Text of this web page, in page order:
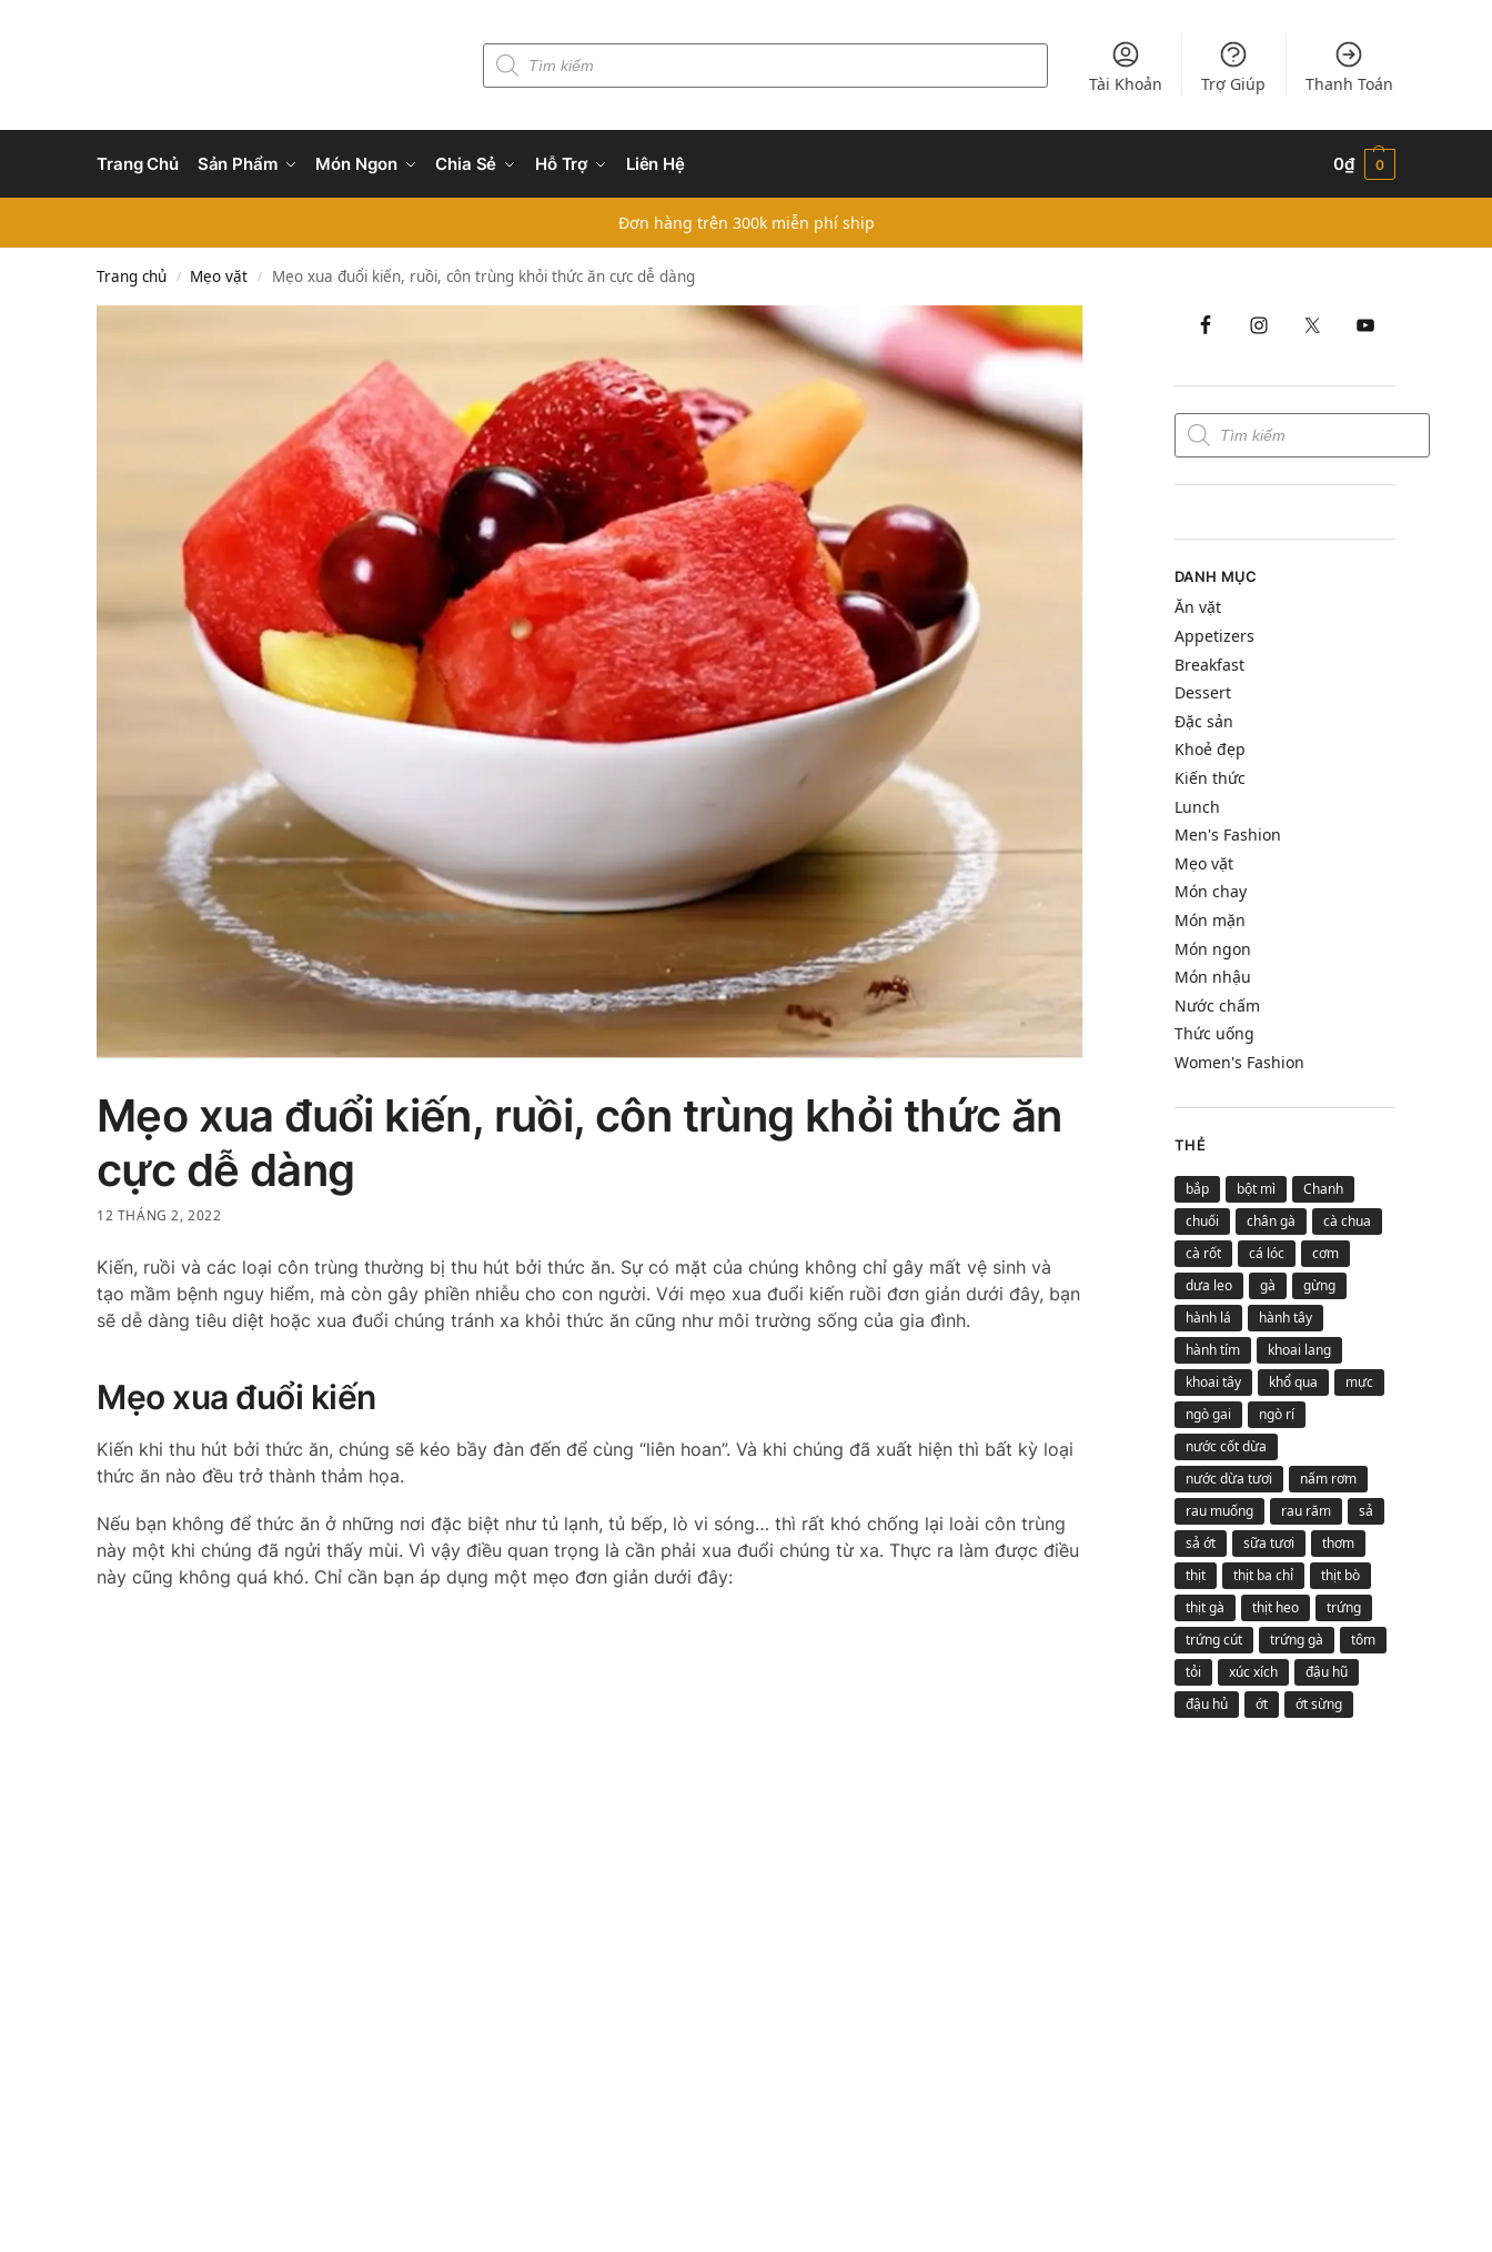
Tài Khoản Trợ Giúp Thanh Toán
Trang Chủ Sản Phẩm Món Ngon Chia Sẻ Hỗ Trợ Liên Hệ 0₫ 0
Đơn hàng trên 300k miễn phí ship
Trang chủ / Mẹo vặt / Mẹo xua đuổi kiến, ruồi, côn trùng khỏi thức ăn cực dễ dàng
Mẹo xua đuổi kiến, ruồi, côn trùng khỏi thức ăn
cực dễ dàng
12 THÁNG 2, 2022
Kiến, ruồi và các loại côn trùng thường bị thu hút bởi thức ăn. Sự có mặt của chúng không chỉ gây mất vệ sinh và
tạo mầm bệnh nguy hiểm, mà còn gây phiền nhiễu cho con người. Với mẹo xua đuổi kiến ruồi đơn giản dưới đây, bạn
sẽ dễ dàng tiêu diệt hoặc xua đuổi chúng tránh xa khỏi thức ăn cũng như môi trường sống của gia đình.
Mẹo xua đuổi kiến
Kiến khi thu hút bởi thức ăn, chúng sẽ kéo bầy đàn đến để cùng “liên hoan”. Và khi chúng đã xuất hiện thì bất kỳ loại
thức ăn nào đều trở thành thảm họa.
Nếu bạn không để thức ăn ở những nơi đặc biệt như tủ lạnh, tủ bếp, lò vi sóng… thì rất khó chống lại loài côn trùng
này một khi chúng đã ngửi thấy mùi. Vì vậy điều quan trọng là cần phải xua đuổi chúng từ xa. Thực ra làm được điều
này cũng không quá khó. Chỉ cần bạn áp dụng một mẹo đơn giản dưới đây:
DANH MỤC
Ăn vặt
Appetizers
Breakfast
Dessert
Đặc sản
Khoẻ đẹp
Kiến thức
Lunch
Men's Fashion
Mẹo vặt
Món chay
Món mặn
Món ngon
Món nhậu
Nước chấm
Thức uống
Women's Fashion
THẺ
bắp bột mì
Chanh
chuối
chân gà
cà chua
cà rốt
cá lóc
cơm
dưa leo
gà
gừng
hành lá
hành tây
hành tím
khoai lang
khoai tây
khổ qua
mực
ngò gai
ngò rí
nước cốt dừa
nước dừa tươi
nấm rơm
rau muống
rau răm
sả
sả ớt
sữa tươi
thơm
thịt
thịt ba chỉ
thịt bò
thịt gà
thịt heo
trứng
trứng cút
trứng gà
tôm
tỏi
xúc xích
đậu hũ
đậu hủ
ớt ớt sừng